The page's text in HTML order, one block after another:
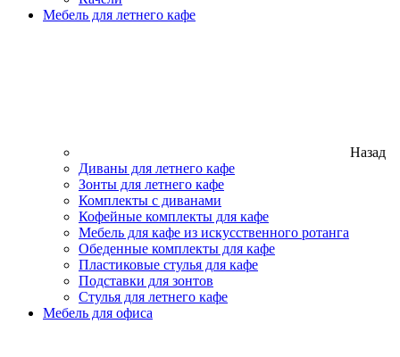
Мебель для летнего кафе
Назад
Диваны для летнего кафе
Зонты для летнего кафе
Комплекты с диванами
Кофейные комплекты для кафе
Мебель для кафе из искусственного ротанга
Обеденные комплекты для кафе
Пластиковые стулья для кафе
Подставки для зонтов
Стулья для летнего кафе
Мебель для офиса